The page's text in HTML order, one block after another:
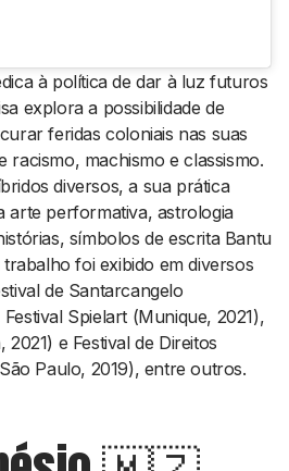
à política de dar à luz futuros
explora a possibilidade de
feridas coloniais nas suas
racismo, machismo e classismo.
diversos, a sua prática
arte performativa, astrologia
símbolos de escrita Bantu
foi exibido em diversos
de Santarcangelo
Spielart (Munique, 2021),
2021) e Festival de Direitos
Paulo, 2019), entre outros.